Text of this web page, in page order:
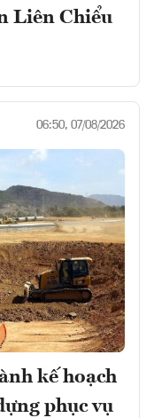
Liên Chiểu
06:50, 07/08/2026
kế hoạch
phục vụ